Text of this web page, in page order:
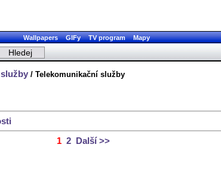
Wallpapers GIFy TV program Mapy
/ Telekomunikační služby
1 2 Další >>